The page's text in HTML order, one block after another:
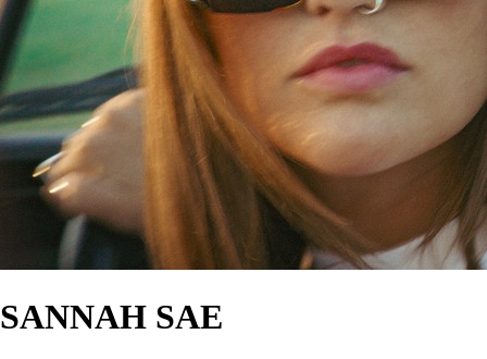
SANNAH SAE